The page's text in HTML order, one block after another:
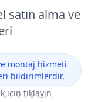
satın alma ve
montaj hizmeti
bildirimlerdir.
tıklayın